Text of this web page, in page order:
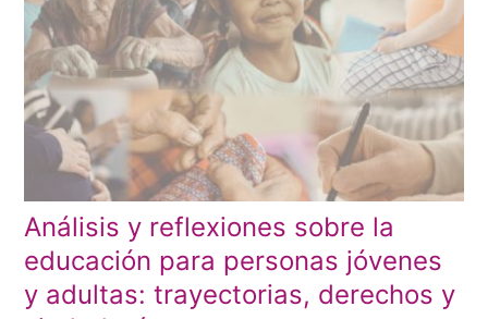
Análisis y reflexiones sobre la
educación para personas jóvenes
y adultas: trayectorias, derechos y